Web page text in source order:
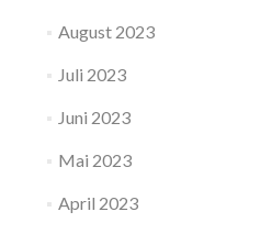
August 2023
Juli 2023
Juni 2023
Mai 2023
April 2023